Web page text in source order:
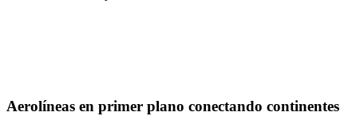
Aerolíneas en primer plano conectando continentes